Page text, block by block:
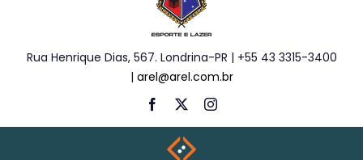
Rua Henrique Dias, 567. Londrina-PR | +55 43 3315-3400
| arel@arel.com.br